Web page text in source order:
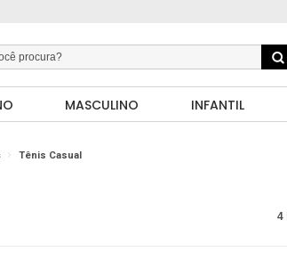
MASCULINO INFANTIL
Tênis Casual
4